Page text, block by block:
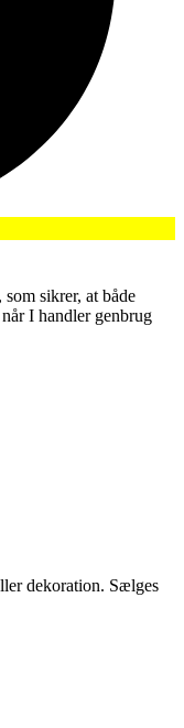
sikrer, at både
I handler genbrug
dekoration. Sælges